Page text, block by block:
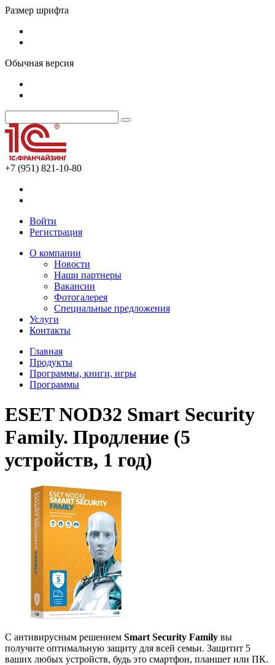
Размер шрифта
Обычная версия
+7 (951) 821-10-80
Войти
Регистрация
О компании
Новости
Наши партнеры
Вакансии
Фотогалерея
Специальные предложения
Услуги
Контакты
Главная
Продукты
Программы, книги, игры
Программы
ESET NOD32 Smart Security
Family. Продление (5
устройств, 1 год)
С антивирусным решением Smart Security Family вы
получите оптимальную защиту для всей семьи. Защитит 5
ваших любых устройств, будь это смартфон, планшет или ПК.